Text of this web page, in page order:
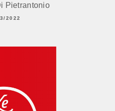
Pietrantonio
2022